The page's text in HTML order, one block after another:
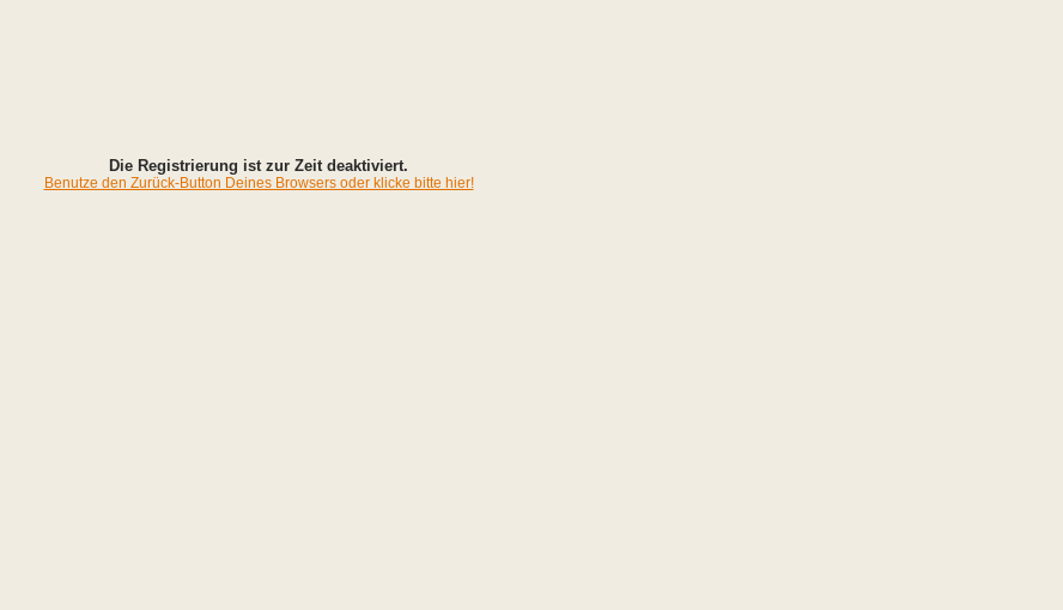
Die Registrierung ist zur Zeit deaktiviert.
Benutze den Zurück-Button Deines Browsers oder klicke bitte hier!